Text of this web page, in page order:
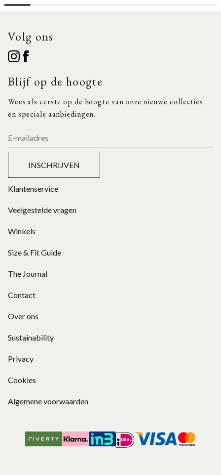
Volg ons
Blijf op de hoogte
Wees als eerste op de hoogte van onze nieuwe collecties
en speciale aanbiedingen.
INSCHRIJVEN
Klantenservice
Veelgestelde vragen
Winkels
Size & Fit Guide
The Journal
Contact
Over ons
Sustainability
Privacy
Cookies
Algemene voorwaarden